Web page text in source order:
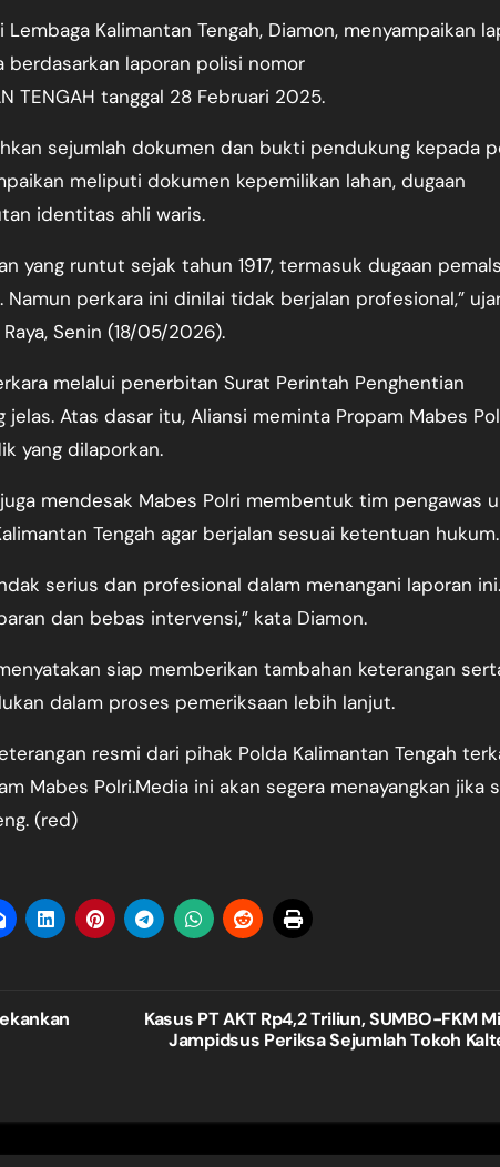
Kalimantan Tengah, Diamon, menyampaikan
laporan polisi nomor
TENGAH tanggal 28 Februari 2025.
sejumlah dokumen dan bukti pendukung kepada
meliputi dokumen kepemilikan lahan, dugaan
identitas ahli waris.
yang runtut sejak tahun 1917, termasuk dugaan
perkara ini dinilai tidak berjalan profesional,”
Senin (18/05/2026).
melalui penerbitan Surat Perintah Penghentian
Atas dasar itu, Aliansi meminta Propam Mabes
yang dilaporkan.
mendesak Mabes Polri membentuk tim pengawas
Tengah agar berjalan sesuai ketentuan hukum.
serius dan profesional dalam menangani laporan ini.
dan bebas intervensi,” kata Diamon.
siap memberikan tambahan keterangan
dalam proses pemeriksaan lebih lanjut.
resmi dari pihak Polda Kalimantan Tengah
Mabes Polri.Media ini akan segera menayangkan jika
(red)
Kasus PT AKT Rp4,2 Triliun, SUMBO-FKM
Jampidsus Periksa Sejumlah Tokoh